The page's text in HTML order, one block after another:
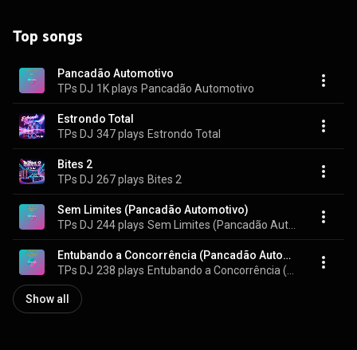
Top songs
Pancadão Automotivo
TPs DJ 1K plays Pancadão Automotivo
Estrondo Total
TPs DJ 347 plays Estrondo Total
Bites 2
TPs DJ 267 plays Bites 2
Sem Limites (Pancadão Automotivo)
TPs DJ 244 plays
Entubando a Concorrência (Pancadão Automotivo)
TPs DJ 238 plays
Show all